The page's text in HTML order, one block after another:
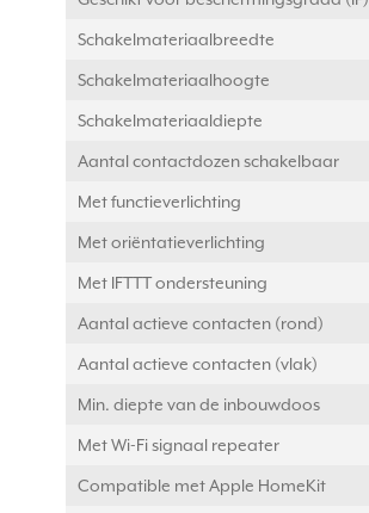
Schakelmateriaalbreedte
Schakelmateriaalhoogte
Schakelmateriaaldiepte
Aantal contactdozen schakelbaar
Met functieverlichting
Met oriëntatieverlichting
Met IFTTT ondersteuning
Aantal actieve contacten (rond)
Aantal actieve contacten (vlak)
Min. diepte van de inbouwdoos
Met Wi-Fi signaal repeater
Compatible met Apple HomeKit